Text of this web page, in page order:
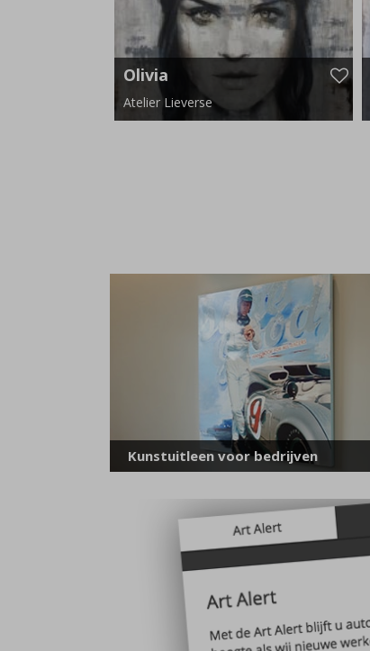
Olivia
Atelier Lieverse
Kunstuitleen voor bedrijven